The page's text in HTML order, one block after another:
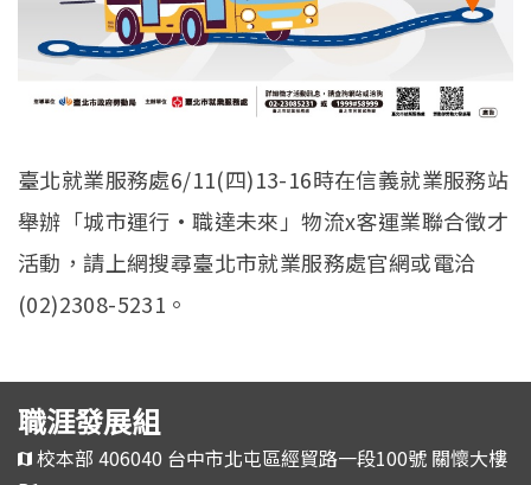
臺北就業服務處6/11(四)13-16時在信義就業服務站
舉辦「城市運行·職達未來」物流x客運業聯合徵才
活動，請上網搜尋臺北市就業服務處官網或電洽
(02)2308-5231。
職涯發展組
校本部 406040 台中市北屯區經貿路一段100號 關懷大樓